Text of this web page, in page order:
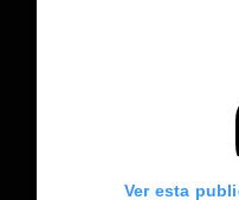
Ver esta